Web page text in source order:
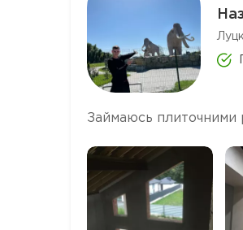
Займаюсь плиточними